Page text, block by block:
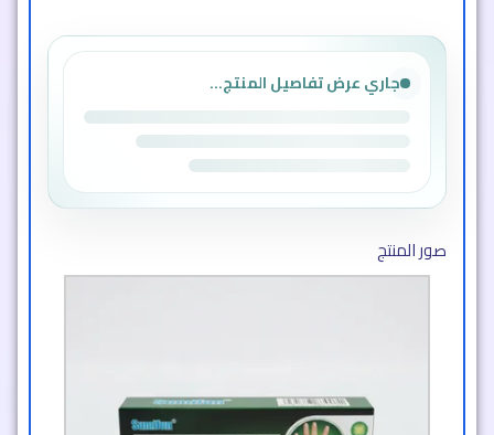
جاري عرض تفاصيل المنتج...
صور المنتج​